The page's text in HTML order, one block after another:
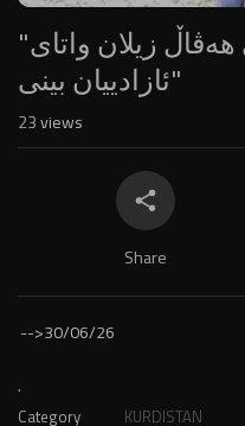
"ژنان دوای شەهیدبوونی هەڤاڵ زیلان واتای
ئازادییان بینی"
23views
Share
-->30/06/26
.
Category KURDISTAN